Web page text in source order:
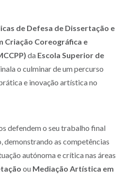
de Defesa de Dissertação e
Criação Coreográfica e
da Escola Superior de
o culminar de um percurso
e inovação artística no
defendem o seu trabalho final
demonstrando as competências
autónoma e crítica nas áreas
ou Mediação Artística em